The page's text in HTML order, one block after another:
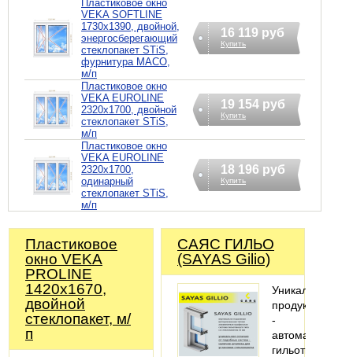
Пластиковое окно
VEKA SOFTLINE
1730х1390, двойной,
энергосберегающий
стеклопакет STiS,
фурнитура MACO,
м/п
16 119 руб
Купить
Пластиковое окно
VEKA EUROLINE
2320х1700, двойной
стеклопакет STiS,
м/п
19 154 руб
Купить
Пластиковое окно
VEKA EUROLINE
2320х1700,
одинарный
стеклопакет STiS,
м/п
18 196 руб
Купить
Пластиковое
окно VEKA
PROLINE
1420х1670,
двойной
стеклопакет, м/
п
САЯС ГИЛЬО
(SAYAS Gilio)
Уникальный
продукт
-
гильотинное